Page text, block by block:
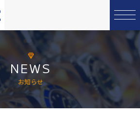
NEWS
お知らせ